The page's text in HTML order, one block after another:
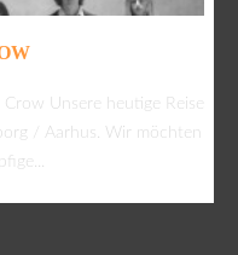
Unsere heutige Reise
/ Aarhus. Wir möchten